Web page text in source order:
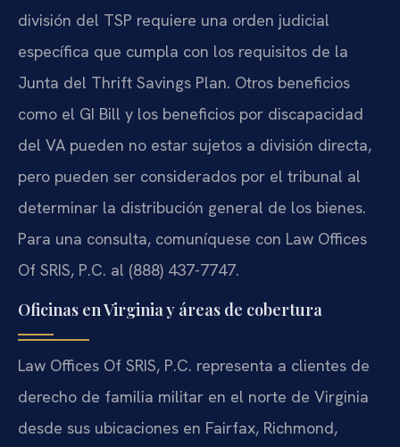
división del TSP requiere una orden judicial
específica que cumpla con los requisitos de la
Junta del Thrift Savings Plan. Otros beneficios
como el GI Bill y los beneficios por discapacidad
del VA pueden no estar sujetos a división directa,
pero pueden ser considerados por el tribunal al
determinar la distribución general de los bienes.
Para una consulta, comuníquese con Law Offices
Of SRIS, P.C. al (888) 437-7747.
Oficinas en Virginia y áreas de cobertura
Law Offices Of SRIS, P.C. representa a clientes de
derecho de familia militar en el norte de Virginia
desde sus ubicaciones en Fairfax, Richmond,